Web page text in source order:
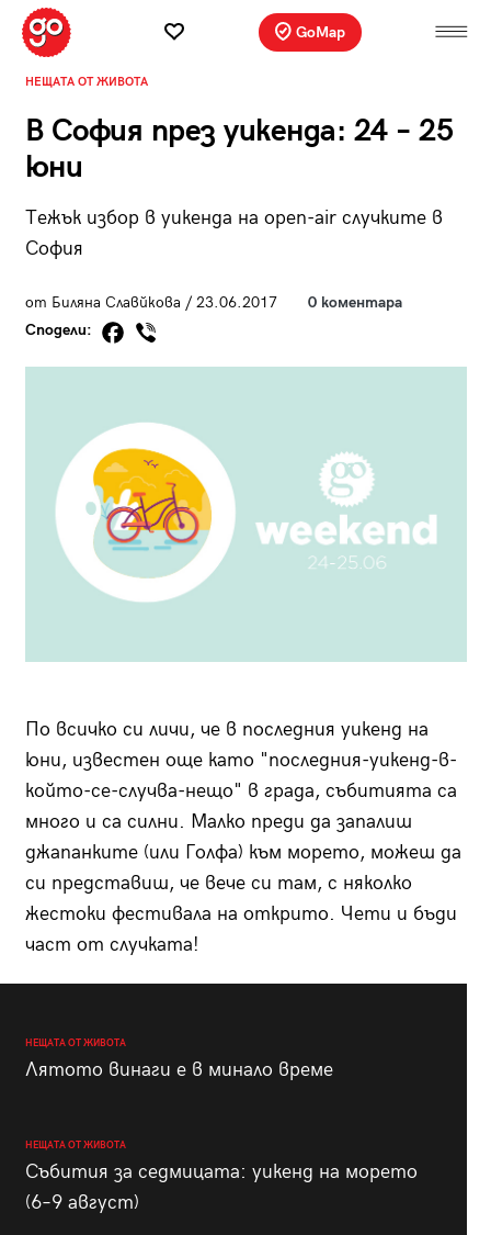
GoMap
НЕЩАТА ОТ ЖИВОТА
В София през уикенда: 24 – 25
юни
Тежък избор в уикенда на open-air случките в
София
от Биляна Славйкова / 23.06.2017
0 коментара
Сподели:
По всичко си личи, че в последния уикенд на
юни, известен още като "последния-уикенд-в-
който-се-случва-нещо" в града, събитията са
много и са силни. Малко преди да запалиш
джапанките (или Голфа) към морето, можеш да
си представиш, че вече си там, с няколко
жестоки фестивала на открито. Чети и бъди
част от случката!
НЕЩАТА ОТ ЖИВОТА
Лятото винаги е в минало време
НЕЩАТА ОТ ЖИВОТА
Събития за седмицата: уикенд на морето
(6–9 август)